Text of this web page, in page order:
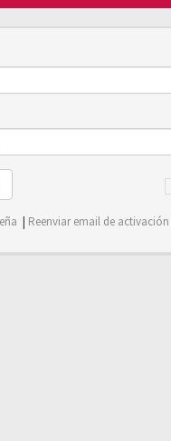
| Reenviar email de activación